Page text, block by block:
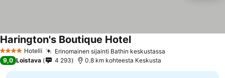
4 Tähtiluokitus
Hotelli Erinomainen sijainti Bathin keskustassa
Harington's Boutique Hotel
9,0 Loistava 4 293 0.8 km kohteesta Keskusta